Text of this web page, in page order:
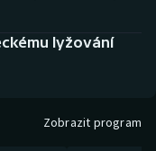
lyžování
Zobrazit program